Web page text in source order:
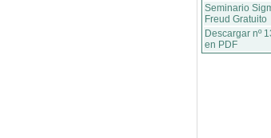
Seminario
Freud Gratuito
Descargar nº
en PDF